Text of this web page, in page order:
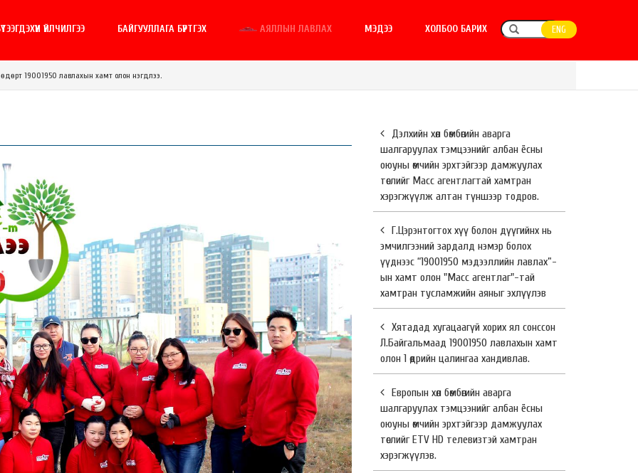
ҮЙЛЧИЛГЭЭ БАЙГУУЛЛАГА БҮРТГЭХ АЯЛЛЫН ЛАВЛАХ МЭДЭЭ ХОЛБОО БАРИХ ENG
өдөрт 19001950 лавлахын хамт олон нэгдлээ.
Дэлхийн хөл бөмбөгийн аварга
шалгаруулах тэмцээнийг албан ёсны
оюуны өмчийн эрхтэйгээр дамжуулах
төслийг Масс агентлагтай хамтран
хэрэгжүүлж алтан түншээр тодров.
Г.Цэрэнтогтох хүү болон дүүгийнх нь
эмчилгээний зардалд нэмэр болох
үүднээс “19001950 мэдээллийн лавлах”-
ын хамт олон "Масс агентлаг"-тай
хамтран тусламжийн аяныг эхлүүлэв
Хятадад хугацаагүй хорих ял сонссон
Л.Байгальмаад 19001950 лавлахын хамт
олон 1 өдрийн цалингаа хандивлав.
Европын хөл бөмбөгийн аварга
шалгаруулах тэмцээнийг албан ёсны
оюуны өмчийн эрхтэйгээр дамжуулах
төслийг ETV HD телевизтэй хамтран
хэрэгжүүлэв.